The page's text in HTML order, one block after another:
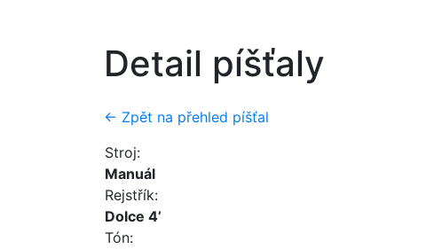
Detail píšťaly
← Zpět na přehled píšťal
Stroj:
Manuál
Rejstřík:
Dolce 4’
Tón: